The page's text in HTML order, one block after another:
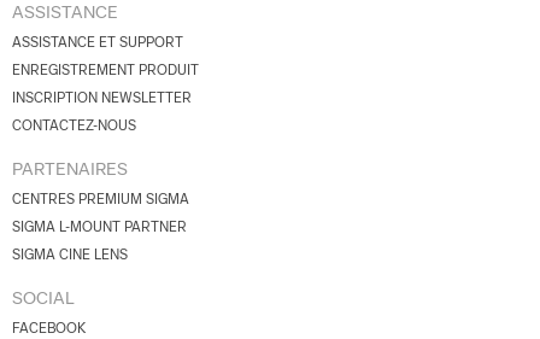
ASSISTANCE
ASSISTANCE ET SUPPORT
ENREGISTREMENT PRODUIT
INSCRIPTION NEWSLETTER
CONTACTEZ-NOUS
PARTENAIRES
CENTRES PREMIUM SIGMA
SIGMA L-MOUNT PARTNER
SIGMA CINE LENS
SOCIAL
FACEBOOK